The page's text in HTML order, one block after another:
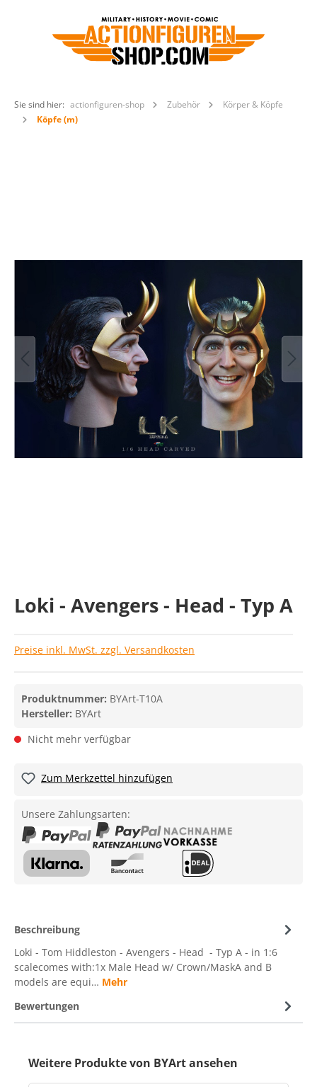
Sie sind hier: actionfiguren-shop Zubehör
Körper & Köpfe
Köpfe (m)
Loki - Avengers - Head - Typ A
Preise inkl. MwSt. zzgl. Versandkosten
Produktnummer: BYArt-T10A
Hersteller: BYArt
Nicht mehr verfügbar
Zum Merkzettel hinzufügen
Unsere Zahlungsarten:
Beschreibung
Loki - Tom Hiddleston - Avengers - Head - Typ A - in 1:6
scalecomes with:1x Male Head w/ Crown/MaskA and B
models are equi… Mehr
Bewertungen
Weitere Produkte von BYArt ansehen